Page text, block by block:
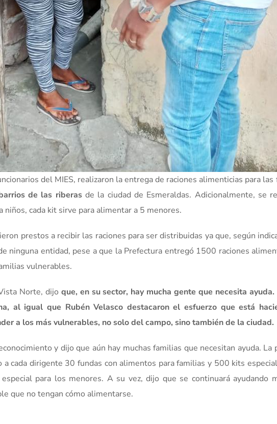
del MIES, realizaron la entrega de raciones alimenticias para las
de las riberasde la ciudad de Esmeraldas. Adicionalmente, se
cada kit sirve para alimentar a 5 menores.
prestos a recibir las raciones para ser distribuidas ya que, según
ninguna entidad, pese a que la Prefectura entregó 1500 raciones
vulnerables.
Norte, dijo que, en su sector, hay mucha gente que necesita ayuda.
al igual que Rubén Velasco destacaron el esfuerzo que está
a los más vulnerables, no solo del campo, sino también de la ciudad.
y dijo que aún hay muchas familias que necesitan ayuda. La
a cada dirigente 30 fundas con alimentos para familias y 500 kits
para los menores. A su vez, dijo que se continuará ayudando
que no tengan cómo alimentarse.